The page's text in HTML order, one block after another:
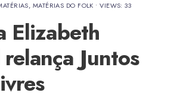
, MATÉRIAS DO FOLK •VIEWS: 33
Elizabeth
Juntos